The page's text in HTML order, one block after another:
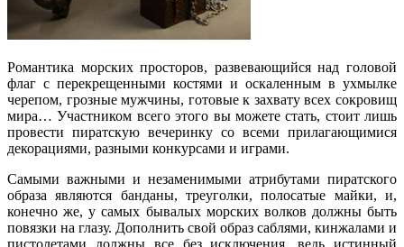
Романтика морских просторов, развевающийся над головой
флаг с перекрещенными костями и оскаленным в ухмылке
черепом, грозные мужчины, готовые к захвату всех сокровищ
мира… Участником всего этого вы можете стать, стоит лишь
провести пиратскую вечеринку со всеми прилагающимися
декорациями, разными конкурсами и играми.
Самыми важными и незаменимыми атрибутами пиратского
образа являются банданы, треуголки, полосатые майки, и,
конечно же, у самых бывалых морских волков должны быть
повязки на глазу. Дополнить свой образ саблями, кинжалами и
пистолетами должны все без исключения, ведь истинный